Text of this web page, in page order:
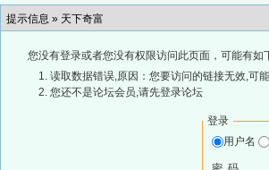
提示信息 » 天下奇富
您没有登录或者您没有权限访问此页面，可能有如
读取数据错误,原因：您要访问的链接无效,可
您还不是论坛会员,请先登录论坛
登录
用户名